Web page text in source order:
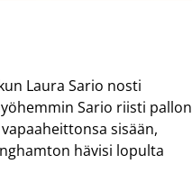
Laura Sario nosti
Sario riisti pallon
sisään,
hävisi lopulta